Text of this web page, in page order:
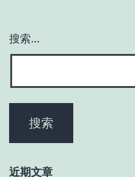
搜索…
近期文章